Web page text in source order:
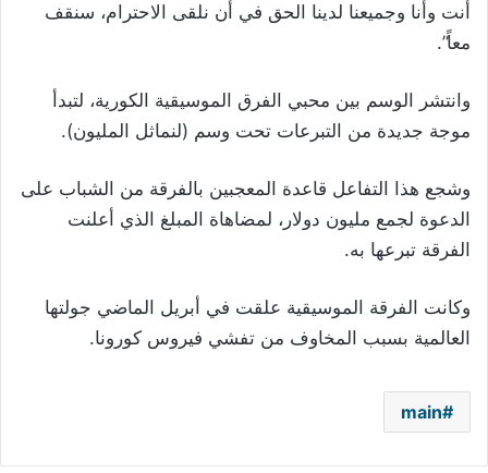
أنت وأنا وجميعنا لدينا الحق في أن نلقى الاحترام، سنقف
معاً”.
وانتشر الوسم بين محبي الفرق الموسيقية الكورية، لتبدأ
موجة جديدة من التبرعات تحت وسم (لنماثل المليون).
وشجع هذا التفاعل قاعدة المعجبين بالفرقة من الشباب على
الدعوة لجمع مليون دولار، لمضاهاة المبلغ الذي أعلنت
الفرقة تبرعها به.
وكانت الفرقة الموسيقية علقت في أبريل الماضي جولتها
العالمية بسبب المخاوف من تفشي فيروس كورونا.
main